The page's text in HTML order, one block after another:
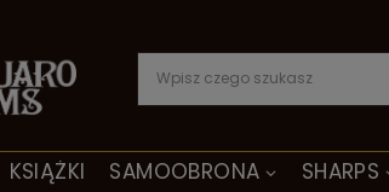
KSIĄŻKI SAMOOBRONA SHARPS